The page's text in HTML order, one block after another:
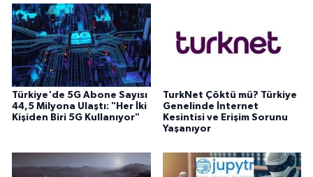
Türkiye'de 5G Abone Sayısı
44,5 Milyona Ulaştı: "Her İki
Kişiden Biri 5G Kullanıyor"
TurkNet Çöktü mü? Türkiye
Genelinde İnternet
Kesintisi ve Erişim Sorunu
Yaşanıyor